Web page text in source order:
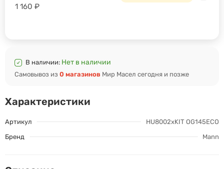
Характеристики
Артикул
HU8002xKIT OG145ECO
Бренд
Mann
1 160 ₽
В наличии: Нет в наличии
Самовывоз из 0 магазинов Мир Масел сегодня и позже